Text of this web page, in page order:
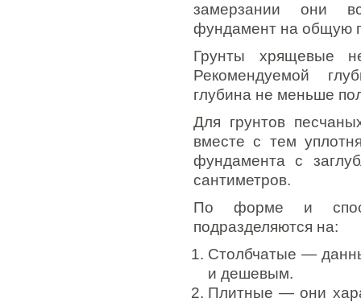
замерзании они
фундамент на общую
Грунты хрящевые
Рекомендуемой
глубина не меньше
Для грунтов
вместе с тем
фундамента с
сантиметров.
По форме и
подразделяются на:
Столбчатые —
и дешевым.
Плитные — они